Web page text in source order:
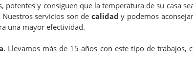
potentes y consiguen que la temperatura de su casa
servicios son de calidady podemos
una mayor efectividad.
. Llevamos más de 15 años con este tipo de trabajos,